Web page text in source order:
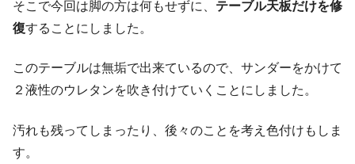
そこで今回は脚の方は何もせずに、 テーブル天板だけを修
復することにしました。
このテーブルは無垢で出来ているので、サンダーをかけて
２液性のウレタンを吹き付けていくことにしました。
汚れも残ってしまったり、後々のことを考え色付けもしま
す。